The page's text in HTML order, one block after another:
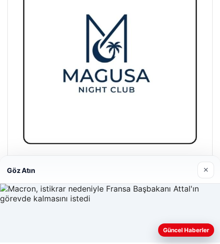
Web sitemizi nasıl kullandığınızı daha iyi anlayabilmek,
Göz Atın ×
Güncel Haberler